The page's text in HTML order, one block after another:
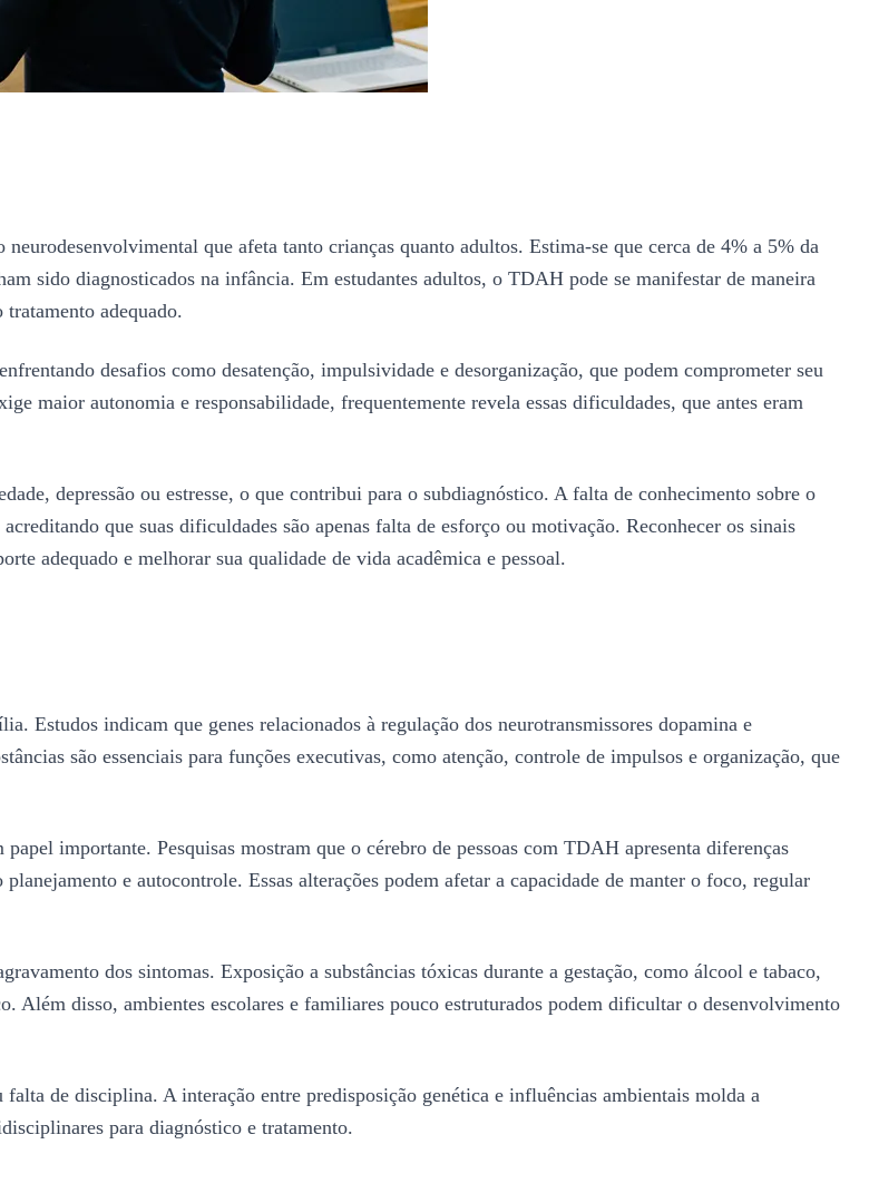
que afeta tanto crianças quanto adultos. Estima-se que cerca de 4% a 5% da
sido diagnosticados na infância. Em estudantes adultos, o TDAH pode se manifestar de maneira
adequado.
desafios como desatenção, impulsividade e desorganização, que podem comprometer seu
maior autonomia e responsabilidade, frequentemente revela essas dificuldades, que antes eram
depressão ou estresse, o que contribui para o subdiagnóstico. A falta de conhecimento sobre o
que suas dificuldades são apenas falta de esforço ou motivação. Reconhecer os sinais
adequado e melhorar sua qualidade de vida acadêmica e pessoal.
Estudos indicam que genes relacionados à regulação dos neurotransmissores dopamina e
são essenciais para funções executivas, como atenção, controle de impulsos e organização, que
importante. Pesquisas mostram que o cérebro de pessoas com TDAH apresenta diferenças
e autocontrole. Essas alterações podem afetar a capacidade de manter o foco, regular
dos sintomas. Exposição a substâncias tóxicas durante a gestação, como álcool e tabaco,
Além disso, ambientes escolares e familiares pouco estruturados podem dificultar o desenvolvimento
de disciplina. A interação entre predisposição genética e influências ambientais molda a
para diagnóstico e tratamento.